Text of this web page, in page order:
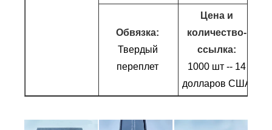
Обвязка:
Твердый
переплет
Цена и
количество-
ссылка:
1000 шт -- 14
долларов США